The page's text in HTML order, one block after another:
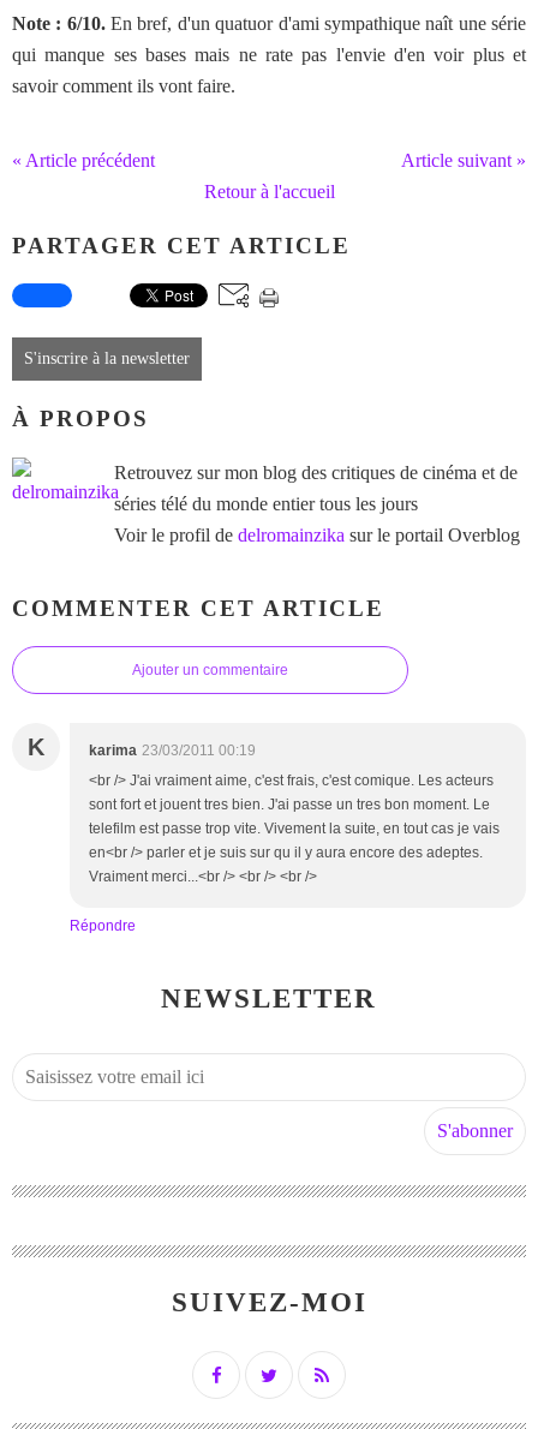
Note : 6/10.En bref, d'un quatuor d'ami sympathique naît une série
qui manque ses bases mais ne rate pas l'envie d'en voir plus et
savoir comment ils vont faire.
« Article précédent
Article suivant »
Retour à l'accueil
PARTAGER CET ARTICLE
S'inscrire à la newsletter
À PROPOS
Retrouvez sur mon blog des critiques de cinéma et de
séries télé du monde entier tous les jours
Voir le profil de delromainzika sur le portail Overblog
COMMENTER CET ARTICLE
Ajouter un commentaire
K karima 23/03/2011 00:19
<br /> J'ai vraiment aime, c'est frais, c'est comique. Les acteurs
sont fort et jouent tres bien. J'ai passe un tres bon moment. Le
telefilm est passe trop vite. Vivement la suite, en tout cas je vais
en<br /> parler et je suis sur qu il y aura encore des adeptes.
Vraiment merci...<br /> <br /> <br />
Répondre
NEWSLETTER
SUIVEZ-MOI